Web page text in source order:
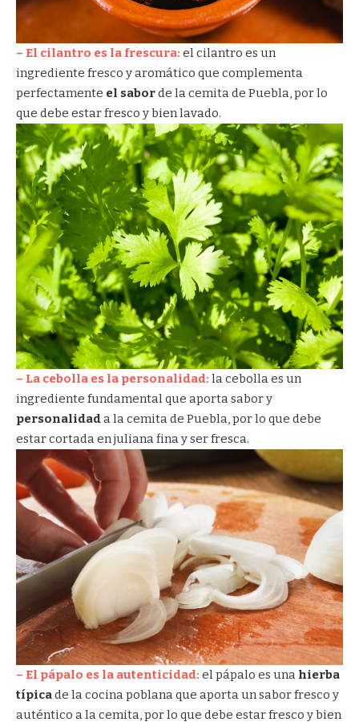
– El cilantro es la frescura: el cilantro es un
ingrediente fresco y aromático que complementa
perfectamente el saborde la cemita de Puebla, por lo
que debe estar fresco y bien lavado.
– La cebolla es la personalidad: la cebolla es un
ingrediente fundamental que aporta sabor y
personalidada la cemita de Puebla, por lo que debe
estar cortada en juliana fina y ser fresca.
– El pápalo es la autenticidad: el pápalo es una hierba
típicade la cocina poblana que aporta un sabor fresco y
auténtico a la cemita, por lo que debe estar fresco y bien